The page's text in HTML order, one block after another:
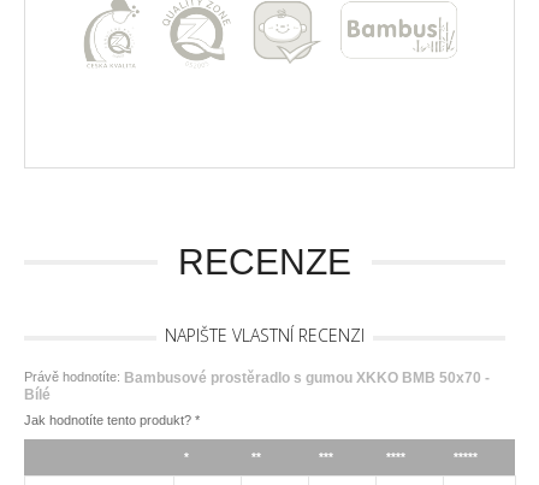
RECENZE
NAPIŠTE VLASTNÍ RECENZI
Právě hodnotíte: Bambusové prostěradlo s gumou XKKO BMB 50x70 -
Bílé
Jak hodnotíte tento produkt? *
* ** *** **** *****